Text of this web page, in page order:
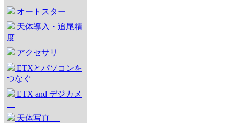
オートスター
天体導入・追尾精
度
アクセサリ
ETXとパソコンを
つなぐ
ETX and デジカメ
天体写真